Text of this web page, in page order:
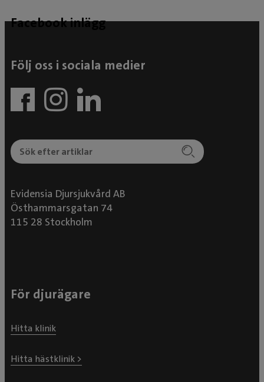
Kronen gekostet. Wir sind dennoch zufrieden, da wir
Facebook inlägg
Följ oss i sociala medier
Evidensia Djursjukvård AB
Östhammarsgatan 74
115 28 Stockholm
För djurägare
Hitta klinik
Hitta hästklinik >